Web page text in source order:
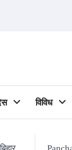
बिहार
विविध
हुआ